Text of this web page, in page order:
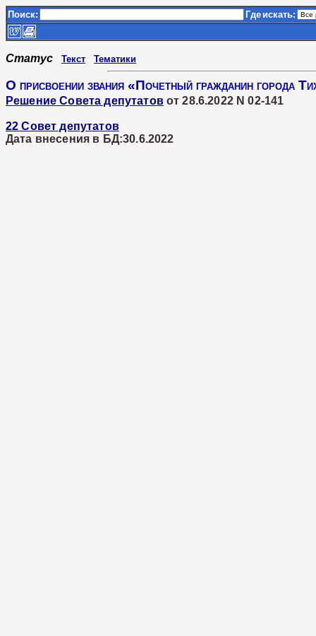
Поиск: Где искать:
Статус Текст Тематики
О присвоении звания «Почетный гражданин города
Решение Совета депутатовот 28.6.2022 N 02-141
22 Совет депутатов
Дата внесения в БД:30.6.2022